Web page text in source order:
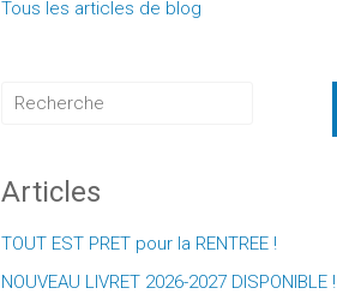
Tous les articles de blog
Articles
TOUT EST PRET pour la RENTREE !
NOUVEAU LIVRET 2026-2027 DISPONIBLE !